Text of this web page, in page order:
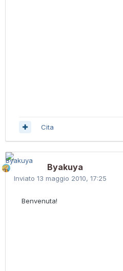
Cita
Byakuya
Inviato 13 maggio 2010, 17:25
Benvenuta!